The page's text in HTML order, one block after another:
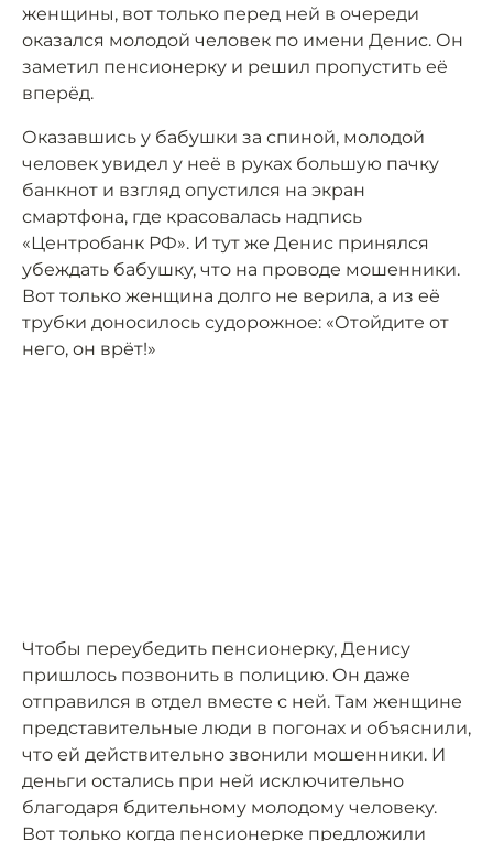
женщины, вот только перед ней в очереди
оказался молодой человек по имени Денис. Он
заметил пенсионерку и решил пропустить её
вперёд.
Оказавшись у бабушки за спиной, молодой
человек увидел у неё в руках большую пачку
банкнот и взгляд опустился на экран
смартфона, где красовалась надпись
«Центробанк РФ». И тут же Денис принялся
убеждать бабушку, что на проводе мошенники.
Вот только женщина долго не верила, а из её
трубки доносилось судорожное: «Отойдите от
него, он врёт!»
Чтобы переубедить пенсионерку, Денису
пришлось позвонить в полицию. Он даже
отправился в отдел вместе с ней. Там женщине
представительные люди в погонах и объяснили,
что ей действительно звонили мошенники. И
деньги остались при ней исключительно
благодаря бдительному молодому человеку.
Вот только когда пенсионерке предложили